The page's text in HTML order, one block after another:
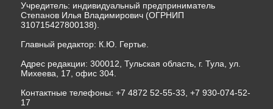
Учредитель: индивидуальный предприниматель
Степанов Илья Владимирович (ОГРНИП
310715427800138).
Главный редактор: К.Ю. Гертье.
Адрес редакции: 300012, Тульская область, г. Тула, ул.
Михеева, 17, офис 304.
Контактные телефоны: +7 4872 52-55-33, +7 930-074-52-
17